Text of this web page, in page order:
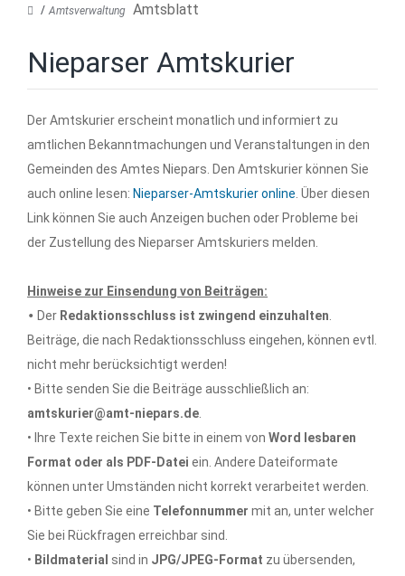
Amtsverwaltung Amtsblatt
Nieparser Amtskurier
Der Amtskurier erscheint monatlich und informiert zu
amtlichen Bekanntmachungen und Veranstaltungen in den
Gemeinden des Amtes Niepars. Den Amtskurier können Sie
auch online lesen: Nieparser-Amtskurier online. Über diesen
Link können Sie auch Anzeigen buchen oder Probleme bei
der Zustellung des Nieparser Amtskuriers melden.
Hinweise zur Einsendung von Beiträgen:
• Der Redaktionsschluss ist zwingend einzuhalten.
Beiträge, die nach Redaktionsschluss eingehen, können evtl.
nicht mehr berücksichtigt werden!
• Bitte senden Sie die Beiträge ausschließlich an:
amtskurier@amt-niepars.de.
• Ihre Texte reichen Sie bitte in einem von Word lesbaren
Format oder als PDF-Datei ein. Andere Dateiformate
können unter Umständen nicht korrekt verarbeitet werden.
• Bitte geben Sie eine Telefonnummer mit an, unter welcher
Sie bei Rückfragen erreichbar sind.
• Bildmaterial sind in JPG/JPEG-Format zu übersenden,